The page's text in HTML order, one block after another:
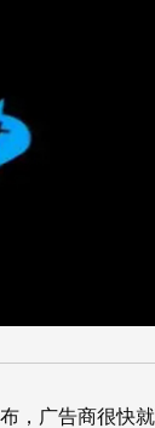
，广告商很快